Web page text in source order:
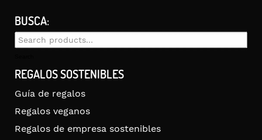
BUSCA:
Search
REGALOS SOSTENIBLES
Guía de regalos
Regalos veganos
Regalos de empresa sostenibles